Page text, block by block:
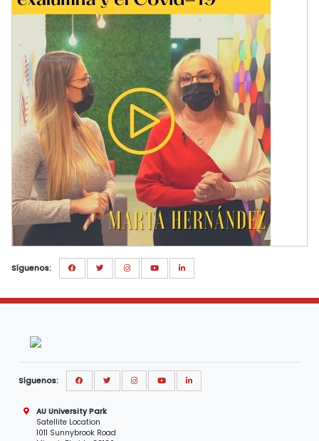
Síguenos:
Síguenos:
AU University Park
Satellite Location
1011 Sunnybrook Road